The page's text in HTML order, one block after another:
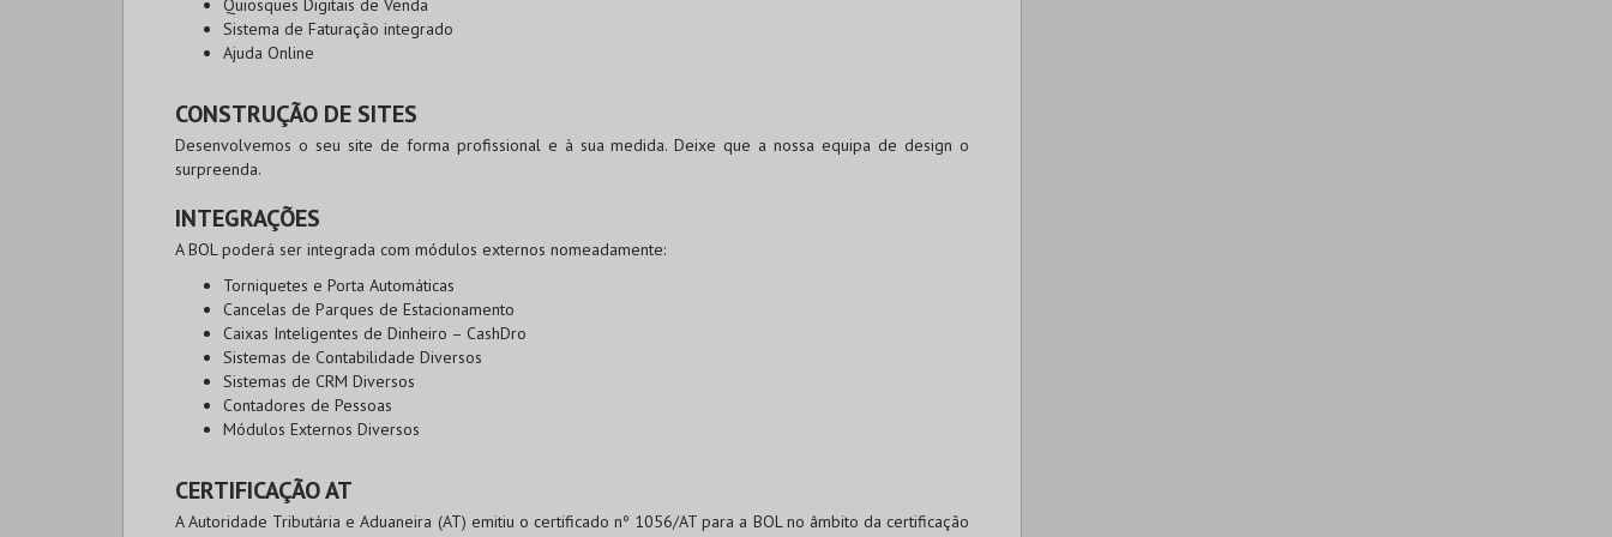
Quiosques Digitais de Venda
Sistema de Faturação integrado
Ajuda Online
CONSTRUÇÃO DE SITES
Desenvolvemos o seu site de forma profissional e à sua medida. Deixe que a nossa equipa de design o
surpreenda.
INTEGRAÇÕES
A BOL poderá ser integrada com módulos externos nomeadamente:
Torniquetes e Porta Automáticas
Cancelas de Parques de Estacionamento
Caixas Inteligentes de Dinheiro – CashDro
Sistemas de Contabilidade Diversos
Sistemas de CRM Diversos
Contadores de Pessoas
Módulos Externos Diversos
CERTIFICAÇÃO AT
A Autoridade Tributária e Aduaneira (AT) emitiu o certificado nº 1056/AT para a BOL no âmbito da certificação